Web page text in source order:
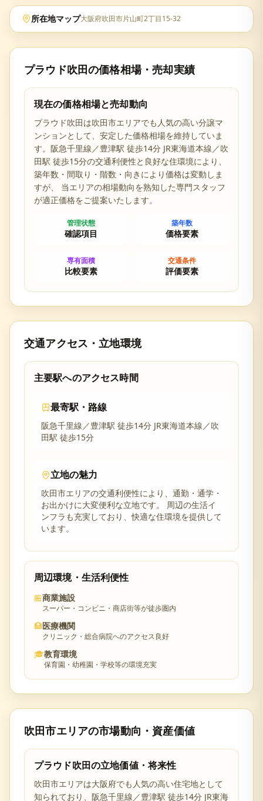
所在地マップ大阪府吹田市片山町2丁目15-32
プラウド吹田の価格相場・売却実績
現在の価格相場と売却動向
プラウド吹田は吹田市エリアでも人気の高い分譲マ
ンションとして、安定した価格相場を維持していま
す。 阪急千里線／豊津駅 徒歩14分 JR東海道本線／吹
田駅 徒歩15分の交通利便性と 良好な住環境により、
築年数・間取り・階数・向きにより価格は変動しま
すが、 当エリアの相場動向を熟知した専門スタッフ
が適正価格をご提案いたします。
管理状態
確認項目
築年数
価格要素
専有面積
比較要素
交通条件
評価要素
交通アクセス・立地環境
主要駅へのアクセス時間
最寄駅・路線
阪急千里線／豊津駅 徒歩14分 JR東海道本線／吹
田駅 徒歩15分
立地の魅力
吹田市エリアの交通利便性により、通勤・通学・
お出かけに大変便利な立地です。 周辺の生活イ
ンフラも充実しており、快適な住環境を提供して
います。
周辺環境・生活利便性
🏪商業施設
スーパー・コンビニ・商店街等が徒歩圏内
🏥医療機関
クリニック・総合病院へのアクセス良好
🎓教育環境
保育園・幼稚園・学校等の環境充実
吹田市エリアの市場動向・資産価値
プラウド吹田の立地価値・将来性
吹田市エリアは大阪府でも人気の高い住宅地として
知られており、 阪急千里線／豊津駅 徒歩14分 JR東海